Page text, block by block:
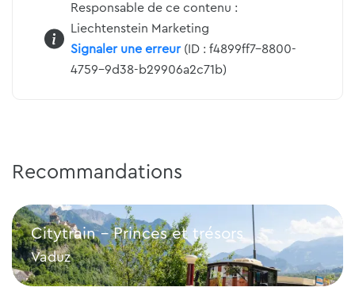
Responsable de ce contenu :
Liechtenstein Marketing
Signaler une erreur(ID : f4899ff7-8800-
4759-9d38-b29906a2c71b)
Recommandations
Citytrain - Princes et trésors
Vaduz
Citytrain - Princes et trésors